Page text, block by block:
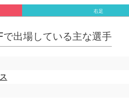
右足
で出場している主な選手